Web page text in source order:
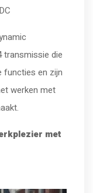
transmissie die
functies en zijn
werken met
met